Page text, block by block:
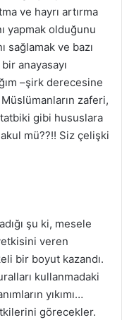
ve hayrı artırma
yapmak olduğunu
sağlamak ve bazı
anayasayı
–şirk derecesine
zaferi,
gibi hususlara
mü??!! Siz çelişki
şu ki, mesele
veren
bir boyut kazandı.
kullanmadaki
yıkımı…
görecekler.